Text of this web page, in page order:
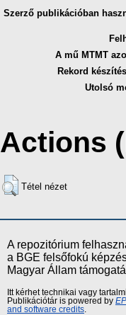
Szerző publikációban
A mű MTMT
Rekord
Utolsó
Actions
Tétel nézet
A repozitórium
a BGE felsőfokú
Magyar Állam
Itt kérhet technikai vagy
Publikációtár is powered by
and software credits